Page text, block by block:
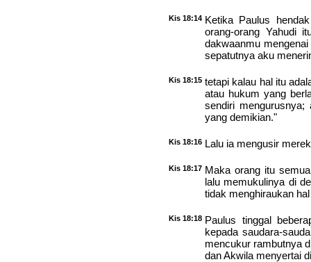
Kis 18:14 Ketika Paulus
orang-orang Yahudi
dakwaanmu
sepatutnya aku
Kis 18:15 tetapi kalau hal itu
atau hukum yang
sendiri
yang demikian."
Kis 18:16 Lalu ia mengusir
Kis 18:17 Maka orang itu
lalu memukulinya di
tidak menghiraukan
Kis 18:18 Paulus tinggal
kepada saudara-
mencukur rambutnya
dan Akwila menyertai